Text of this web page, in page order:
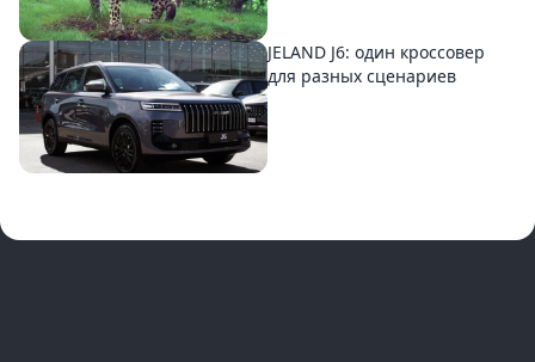
JELAND J6: один кроссовер
для разных сценариев